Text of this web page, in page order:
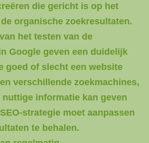
die gericht is op het
organische zoekresultaten.
het testen van de
Google geven een duidelijk
goed of slecht een website
verschillende zoekmachines,
nuttige informatie kan geven
strategie moet aanpassen
te behalen.